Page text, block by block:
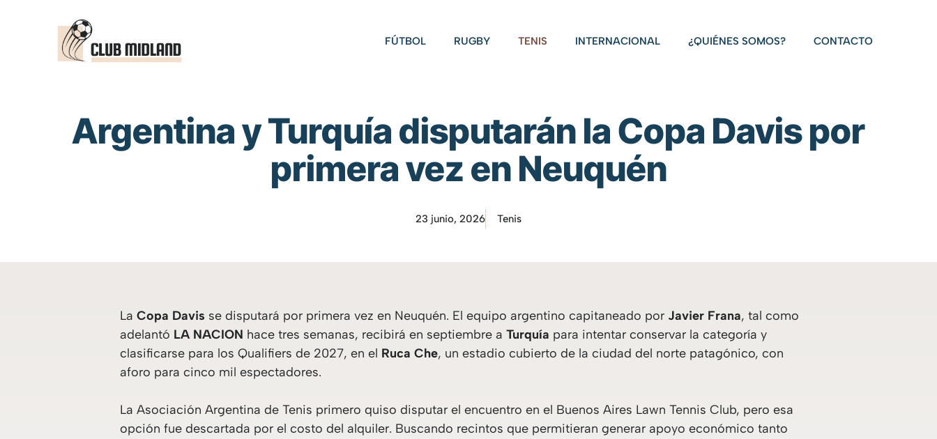
FÚTBOL RUGBY TENIS INTERNACIONAL ¿QUIÉNES SOMOS? CONTACTO
Argentina y Turquía disputarán la Copa Davis por
primera vez en Neuquén
23 junio, 2026 Tenis
La Copa Davis se disputará por primera vez en Neuquén. El equipo argentino capitaneado por Javier Frana, tal como
adelantó LA NACION hace tres semanas, recibirá en septiembre a Turquía para intentar conservar la categoría y
clasificarse para los Qualifiers de 2027, en el Ruca Che, un estadio cubierto de la ciudad del norte patagónico, con
aforo para cinco mil espectadores.
La Asociación Argentina de Tenis primero quiso disputar el encuentro en el Buenos Aires Lawn Tennis Club, pero esa
opción fue descartada por el costo del alquiler. Buscando recintos que permitieran generar apoyo económico tanto